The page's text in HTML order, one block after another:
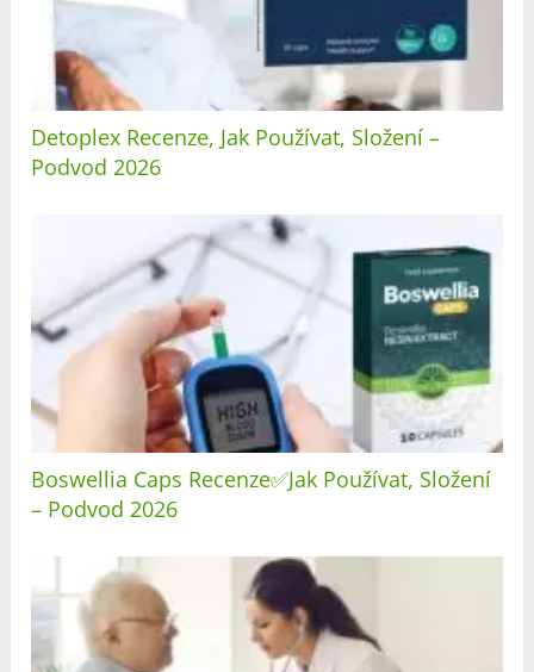
Detoplex Recenze, Jak Používat, Složení –
Podvod 2026
Boswellia Caps Recenze✅Jak Používat, Složení
– Podvod 2026